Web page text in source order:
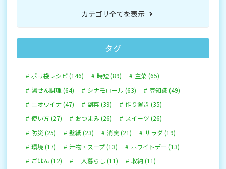
カテゴリ全てを表示
タグ
ポリ袋レシピ (146) 時短 (89)
主菜 (65)
湯せん調理 (64)
シナモロール (63)
豆知識 (49)
ニオワイナ (47)
副菜 (39)
作り置き (35)
使い方 (27)
おつまみ (26)
スイーツ (26)
防災 (25)
壁紙 (23) 消臭 (21)
サラダ (19)
環境 (17)
汁物・スープ (13)
ホワイトデー (13)
ごはん (12)
一人暮らし (11)
収納 (11)